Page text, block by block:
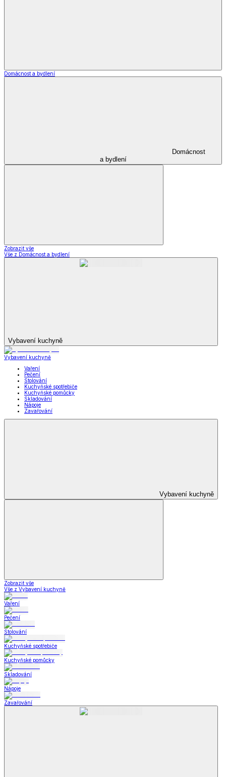
Domácnost a bydlení
Domácnost
a bydlení
Zobrazit vše
Vše z Domácnost a bydlení
Vybavení kuchyně
Vybavení kuchyně
Vaření
Pečení
Stolování
Kuchyňské spotřebiče
Kuchyňské pomůcky
Skladování
Nápoje
Zavařování
Vybavení kuchyně
Zobrazit vše
Vše z Vybavení kuchyně
Vaření
Pečení
Stolování
Kuchyňské spotřebiče
Kuchyňské pomůcky
Skladování
Nápoje
Zavařování